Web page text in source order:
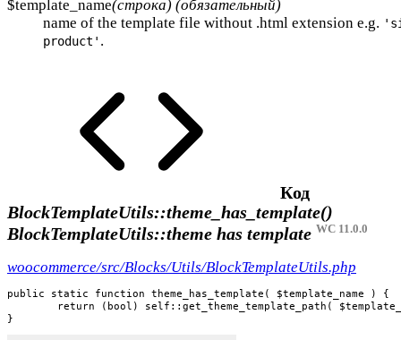
$template_name(строка) (обязательный)
name of the template file without .html extension e.g.
product' .
Код
BlockTemplateUtils::theme_has_template()
BlockTemplateUtils::theme has template WC 11.0.0
woocommerce/src/Blocks/Utils/BlockTemplateUtils.php
public static function theme_has_template( $template_name ) {
}